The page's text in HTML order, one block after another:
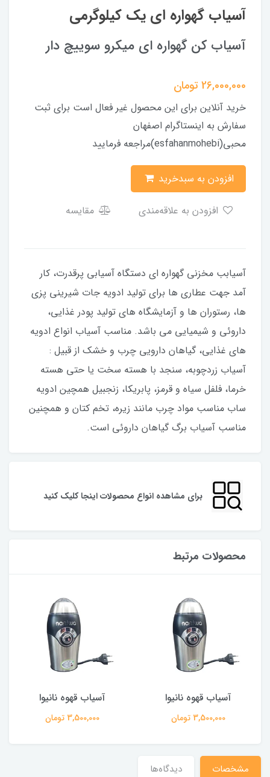
آسیاب گهواره ای یک کیلوگرمی
آسیاب کن گهواره ای میکرو سوییچ دار
26,000,000تومان
خرید آنلاین برای این محصول غیر فعال است برای ثبت
سفارش به اینستاگرام اصفهان
محبی(esfahanmohebi)مراجعه فرمایید
افزودن به سبدخرید
مقایسه
آسیابب مخزنی گهواره ای دستگاه آسیابی پرقدرت، کار
آمد جهت عطاری ها برای تولید ادویه جات شیرینی پزی
ها، رستوران ها و آزمایشگاه های تولید پودر غذایی،
داروئی و شیمیایی می باشد. مناسب آسیاب انواع ادویه
های غذایی، گیاهان دارویی چرب و خشک از قبیل :
آسیاب زردچوبه، سنجد با هسته سخت یا حتی هسته
خرما، فلفل سیاه و قرمز، پابریکا، زنجبیل همچین ادویه
ساب مناسب مواد چرب مانند زیره، تخم کتان و همچنین
مناسب آسیاب برگ گیاهان داروئی است.
برای مشاهده انواع محصولات اینجا کلیک کنید
محصولات مرتبط
آسیاب قهوه نانیوا
3,500,000 تومان
آسیاب قهوه نانیوا
3,500,000 تومان
مشخصات دیدگاه‌ها